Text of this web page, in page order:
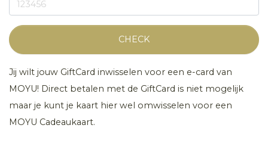
CHECK
Jij wilt jouw GiftCard inwisselen voor een e-card van
MOYU! Direct betalen met de GiftCard is niet mogelijk
maar je kunt je kaart hier wel omwisselen voor een
MOYU Cadeaukaart.